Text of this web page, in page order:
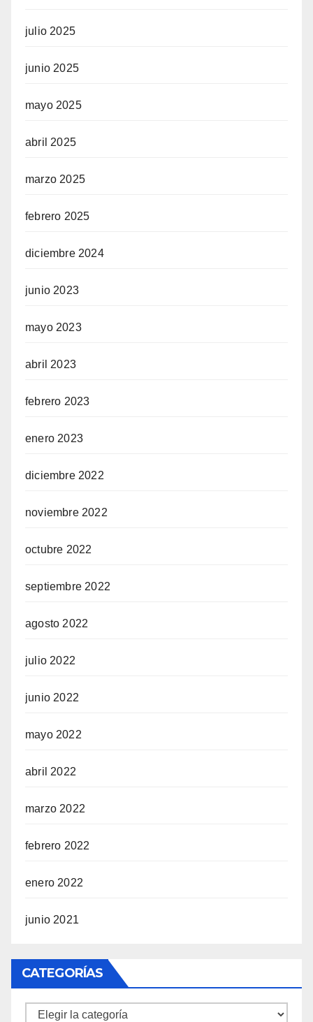
julio 2025
junio 2025
mayo 2025
abril 2025
marzo 2025
febrero 2025
diciembre 2024
junio 2023
mayo 2023
abril 2023
febrero 2023
enero 2023
diciembre 2022
noviembre 2022
octubre 2022
septiembre 2022
agosto 2022
julio 2022
junio 2022
mayo 2022
abril 2022
marzo 2022
febrero 2022
enero 2022
junio 2021
CATEGORÍAS
Categorías